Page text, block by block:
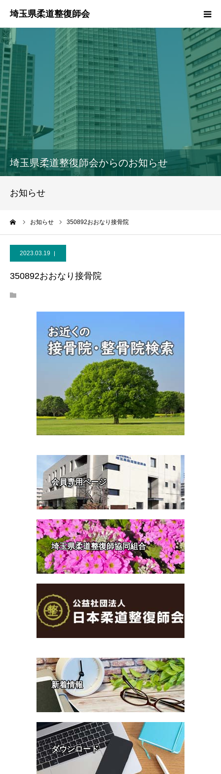
埼玉県柔道整復師会からのお知らせ
お知らせ
お知らせ 350892おおなり接骨院
2023.03.19
350892おおなり接骨院
会員専用ページ
埼玉県柔道整復師協同組合
新着情報
ダウンロード
本会のご紹介
情報公開
柔道整復師とは
接骨院・整骨院検索